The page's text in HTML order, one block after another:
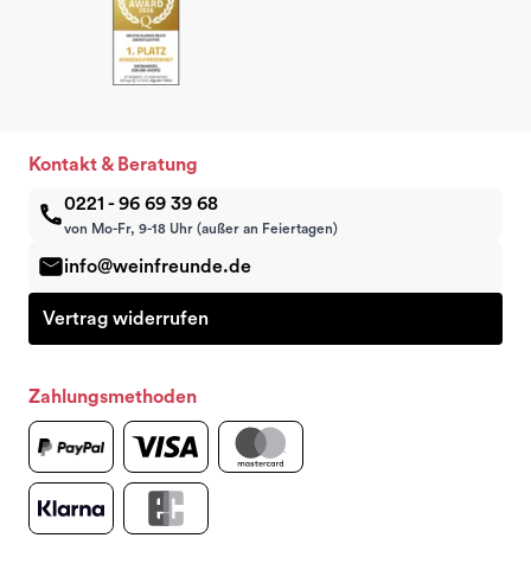
Kontakt & Beratung
0221 - 96 69 39 68
von Mo-Fr, 9-18 Uhr (außer an Feiertagen)
info@weinfreunde.de
Vertrag widerrufen
Zahlungsmethoden